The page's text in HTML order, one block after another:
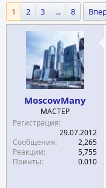
т
о
р
т
н
а
ч
а
л
а
1 2 3 ... 8
MoscowMany
МАСТЕР
Регистрация
29.07.2012
Сообщения
2,265
Реакции
5,755
Поинты
0.010